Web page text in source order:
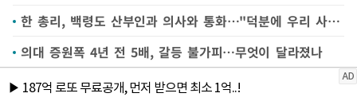
한 총리, 백령도 산부인과 의사와 통화…"덕분에 우리 사회 유지돼"(종합)
의대 증원폭 4년 전 5배, 갈등 불가피…무엇이 달라졌나